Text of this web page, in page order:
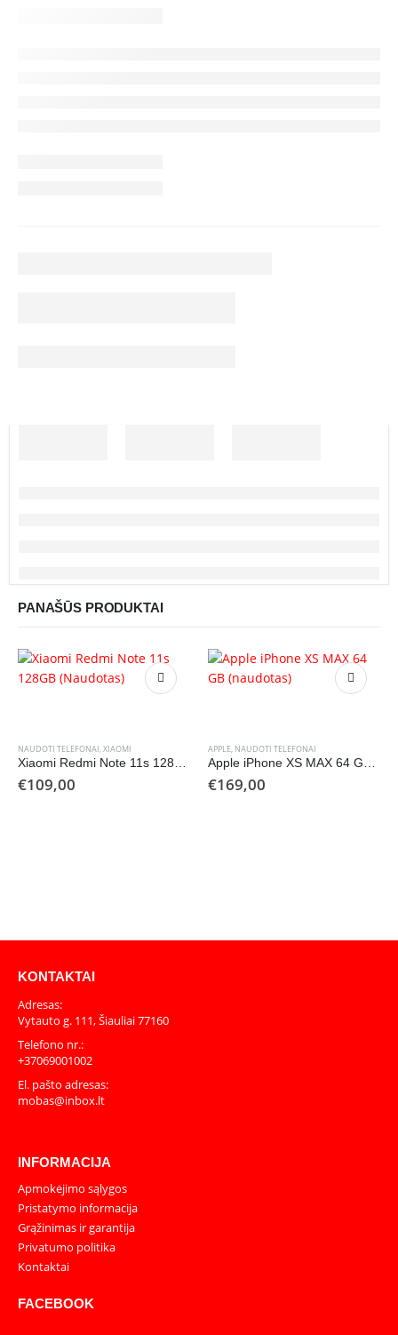
PANAŠŪS PRODUKTAI
NAUDOTI TELEFONAI,XIAOMI
Xiaomi Redmi Note 11s 128GB (Naudotas)
€109,00
APPLE, NAUDOTI TELEFONAI
Apple iPhone XS MAX 64 GB (naudotas)
€169,00
KONTAKTAI
Adresas:
Vytauto g. 111, Šiauliai 77160
Telefono nr.:
+37069001002
El. pašto adresas:
mobas@inbox.lt
INFORMACIJA
Apmokėjimo sąlygos
Pristatymo informacija
Grąžinimas ir garantija
Privatumo politika
Kontaktai
FACEBOOK